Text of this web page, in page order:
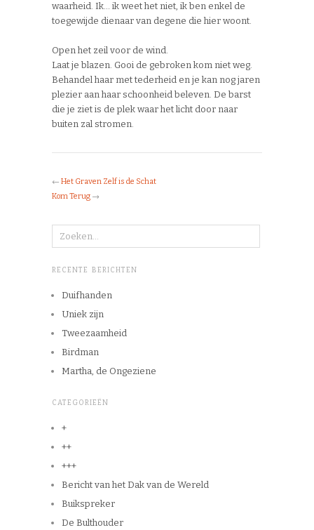
waarheid. Ik… ik weet het niet, ik ben enkel de
toegewijde dienaar van degene die hier woont.
Open het zeil voor de wind.
Laat je blazen. Gooi de gebroken kom niet weg.
Behandel haar met tederheid en je kan nog jaren
plezier aan haar schoonheid beleven. De barst
die je ziet is de plek waar het licht door naar
buiten zal stromen.
← Het Graven Zelf is de Schat
Kom Terug →
RECENTE BERICHTEN
Duifhanden
Uniek zijn
Tweezaamheid
Birdman
Martha, de Ongeziene
CATEGORIEËN
+
++
+++
Bericht van het Dak van de Wereld
Buikspreker
De Bulthouder